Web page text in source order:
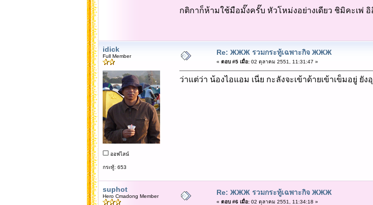
กติกาก็ห้ามใช้มือมั๊งครั๊บ หัวโหม่งอย่างเดียว ชิมิคะเพ่ อิ
idick
Full Member
ออฟไลน์
กระทู้: 653
Re: ЖЖЖ รวมกระทู้เฉพาะกิจ ЖЖЖ
« ตอบ #5 เมื่อ:02 ตุลาคม 2551, 11:31:47 »
ว่าแต่ว่า น้องไอแอม เนี่ย กะลังจะเข้าด้ายเข้าเข็มอยู่ ยั
suphot
Hero Cmadong Member Re: ЖЖЖ รวมกระทู้เฉพาะกิจ ЖЖЖ
« ตอบ #6 เมื่อ:02 ตุลาคม 2551, 11:34:18 »